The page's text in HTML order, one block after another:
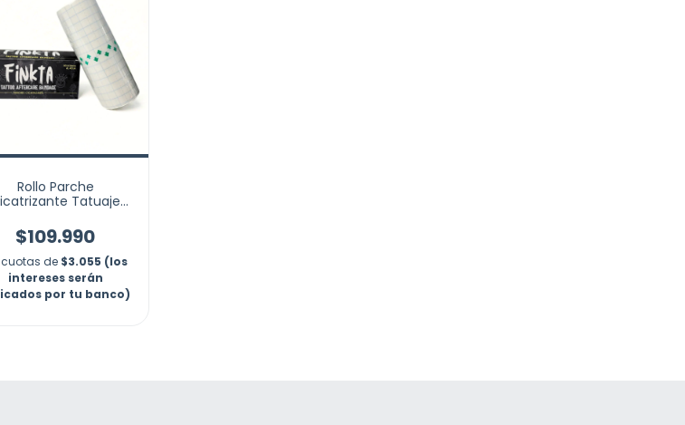
Rollo Parche
Tatuaje
$109.990
cuotas de $3.055 (los
intereses serán
por tu banco)